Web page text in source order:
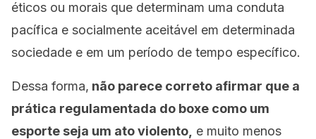
éticos ou morais que determinam uma conduta
pacífica e socialmente aceitável em determinada
sociedade e em um período de tempo específico.
Dessa forma, não parece correto afirmar que a
prática regulamentada do boxe como um
esporte seja um ato violento, e muito menos